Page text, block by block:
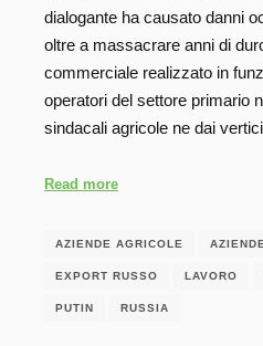
dialogante ha causato danni
oltre a massacrare anni di
commerciale realizzato in
operatori del settore primario
sindacali agricole ne dai
Read more
AZIENDE AGRICOLE
EXPORT RUSSO LAVORO
PUTIN RUSSIA